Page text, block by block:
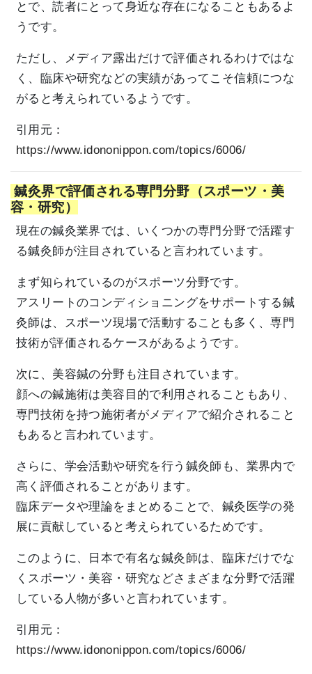
とで、読者にとって身近な存在になることもあるよ
うです。
ただし、メディア露出だけで評価されるわけではな
く、臨床や研究などの実績があってこそ信頼につな
がると考えられているようです。
引用元：
https://www.idononippon.com/topics/6006/
鍼灸界で評価される専門分野（スポーツ・美
容・研究）
現在の鍼灸業界では、いくつかの専門分野で活躍す
る鍼灸師が注目されていると言われています。
まず知られているのがスポーツ分野です。
アスリートのコンディショニングをサポートする鍼
灸師は、スポーツ現場で活動することも多く、専門
技術が評価されるケースがあるようです。
次に、美容鍼の分野も注目されています。
顔への鍼施術は美容目的で利用されることもあり、
専門技術を持つ施術者がメディアで紹介されること
もあると言われています。
さらに、学会活動や研究を行う鍼灸師も、業界内で
高く評価されることがあります。
臨床データや理論をまとめることで、鍼灸医学の発
展に貢献していると考えられているためです。
このように、日本で有名な鍼灸師は、臨床だけでな
くスポーツ・美容・研究などさまざまな分野で活躍
している人物が多いと言われています。
引用元：
https://www.idononippon.com/topics/6006/